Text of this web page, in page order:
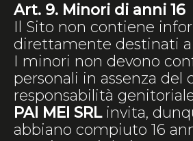
Art. 9. Minori di anni 16
Il Sito non contiene
direttamente destinati
I minori non devono
personali in assenza del
responsabilità
PAI MEI SRLinvita,
abbiano compiuto 16